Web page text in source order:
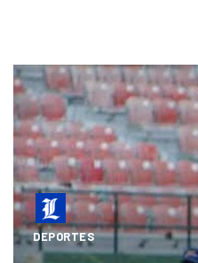
DEPORTES